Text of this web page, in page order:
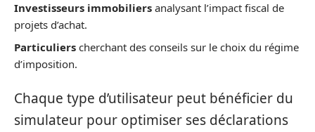
Investisseurs immobiliers analysant l’impact fiscal de
projets d’achat.
Particuliers cherchant des conseils sur le choix du régime
d’imposition.
Chaque type d’utilisateur peut bénéficier du
simulateur pour optimiser ses déclarations